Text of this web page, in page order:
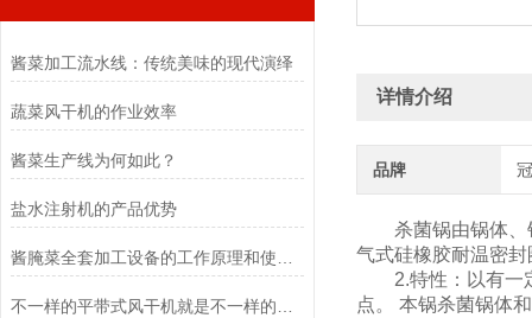
酱菜加工流水线：传统美味的现代演绎
蔬菜风干机的作业效率
酱菜生产线为何如此？
盐水注射机的产品优势
详情介绍
品牌
杀菌锅由锅体、锅
气式硅橡胶耐温密
2.特性：以有一定
点。 本锅杀菌锅体